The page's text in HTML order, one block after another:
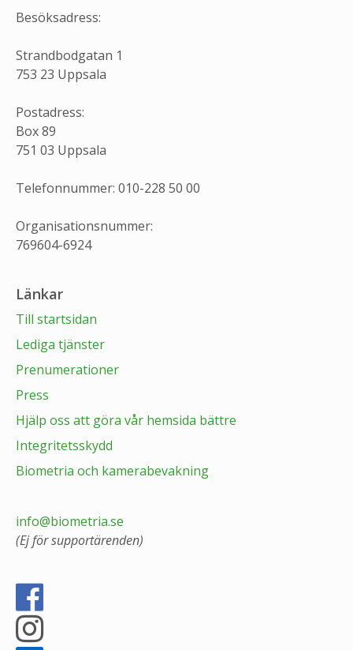
Besöksadress:
Strandbodgatan 1
753 23 Uppsala
Postadress:
Box 89
751 03 Uppsala
Telefonnummer: 010-228 50 00
Organisationsnummer:
769604-6924
Länkar
Till startsidan
Lediga tjänster
Prenumerationer
Press
Hjälp oss att göra vår hemsida bättre
Integritetsskydd
Biometria och kamerabevakning
info@biometria.se
(Ej för supportärenden)